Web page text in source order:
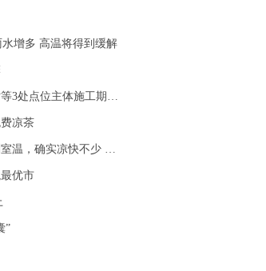
增多 高温将得到缓解
工期间调整交通组织措施的通告
凉茶
不少 旅客点赞：杭州东站听劝
优市
”